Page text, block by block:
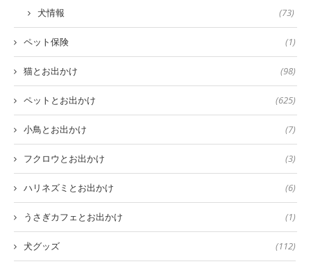
犬情報 (73)
ペット保険 (1)
猫とお出かけ (98)
ペットとお出かけ (625)
小鳥とお出かけ (7)
フクロウとお出かけ (3)
ハリネズミとお出かけ (6)
うさぎカフェとお出かけ (1)
犬グッズ (112)